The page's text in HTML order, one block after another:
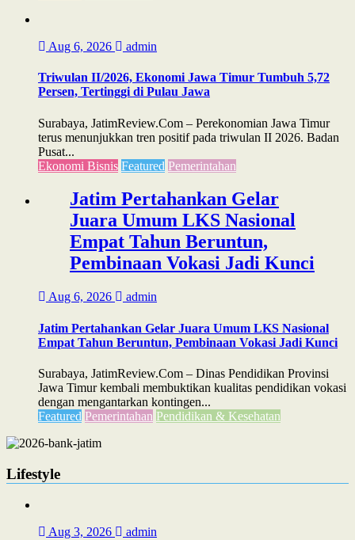
Aug 6, 2026 admin
Triwulan II/2026, Ekonomi Jawa Timur Tumbuh 5,72
Persen, Tertinggi di Pulau Jawa
Surabaya, JatimReview.Com – Perekonomian Jawa Timur
terus menunjukkan tren positif pada triwulan II 2026. Badan
Pusat...
Ekonomi Bisnis Featured Pemerintahan
Jatim Pertahankan Gelar
Juara Umum LKS Nasional
Empat Tahun Beruntun,
Pembinaan Vokasi Jadi Kunci
Aug 6, 2026 admin
Jatim Pertahankan Gelar Juara Umum LKS Nasional
Empat Tahun Beruntun, Pembinaan Vokasi Jadi Kunci
Surabaya, JatimReview.Com – Dinas Pendidikan Provinsi
Jawa Timur kembali membuktikan kualitas pendidikan vokasi
dengan mengantarkan kontingen...
Featured Pemerintahan Pendidikan & Kesehatan
Lifestyle
Aug 3, 2026 admin